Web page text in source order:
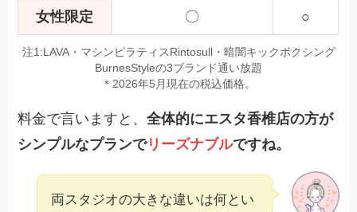
女性限定 〇 ○
注1:LAVA・マシンピラティスRintosull・暗闇キックボクシング
BurnesStyleの3ブランド通い放題
＊2026年5月現在の税込価格。
料金で言いますと、全体的にエスタ香椎店の方が
シンプルなプランでリーズナブルですね。
両スタジオの大きな違いは何とい